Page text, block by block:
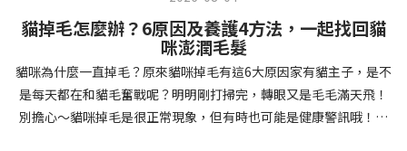
任你後，可開始教導基本指令。從簡單的「坐下」開始，再逐步學
習「趴下」、「等待」和「過來」。每次訓練保持在5-10分鐘內，
避免幼犬注意力分散。使用清晰一致的口令和手勢，成功時立即給
予獎勵和讚美。記住，重複是學習的關鍵，每天多次短時間練習效
果最佳。調整日常行為除了基本指令，幼犬還需學習生活禮儀。如
糞便質地是關鍵！不同形態代表不同的腸胃狀況📌 貓咪拉肚子判斷
步驟2：回想最近的飲食變化：有沒有突然換飼料或罐頭？ 有沒有吃
到新零食或人類食物？ 是否誤食異物？📌 貓咪拉肚子判斷步驟3：
確認環境與生活作息：最近是否搬家、換貓砂、新成員加入？ 天氣
是否有變化？ 飼主是否長時間外出？📌 貓咪拉肚子判斷步驟4：觀
察貓咪的精神與食慾：貓咪精神好嗎？、食慾是否正常？，可先觀
貓掉毛怎麼辦？6原因及養護4方法，一起找回貓
咪澎潤毛髮
貓咪為什麼一直掉毛？原來貓咪掉毛有這6大原因家有貓主子，是不
是每天都在和貓毛奮戰呢？明明剛打掃完，轉眼又是毛毛滿天飛！
別擔心～貓咪掉毛是很正常現象，但有時也可能是健康警訊哦！以